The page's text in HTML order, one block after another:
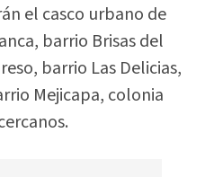
el casco urbano de
barrio Brisas del
barrio Las Delicias,
Mejicapa, colonia